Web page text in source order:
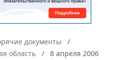
документы
область 8 апреля 2006